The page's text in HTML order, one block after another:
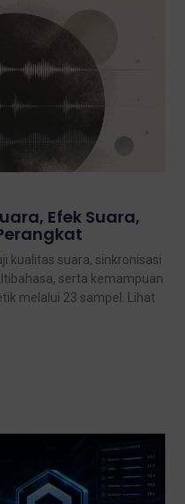
Efek Suara,
kualitas suara, sinkronisasi
serta kemampuan
melalui 23 sampel. Lihat